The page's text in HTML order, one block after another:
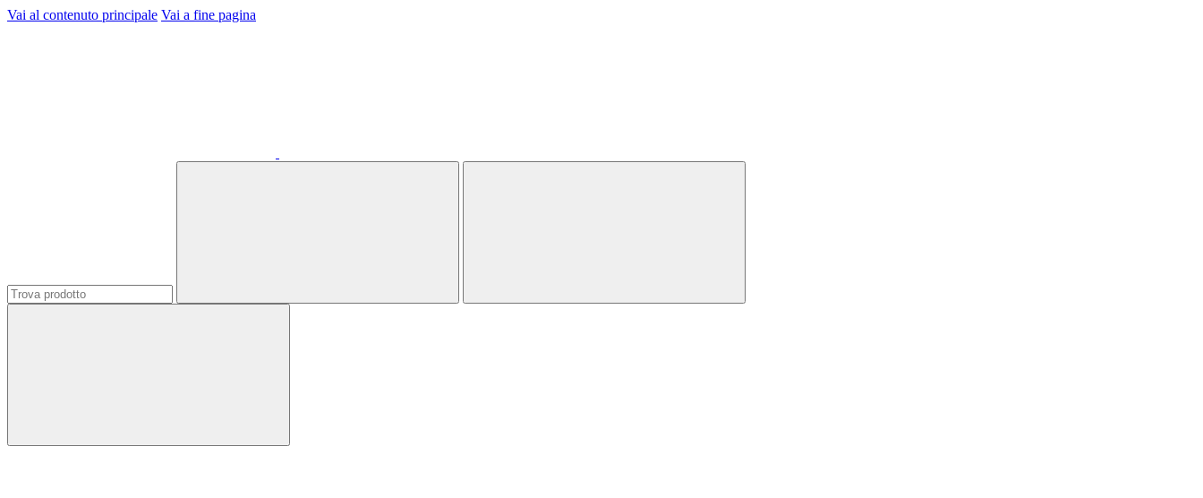
Vai al contenuto principale Vai a fine pagina